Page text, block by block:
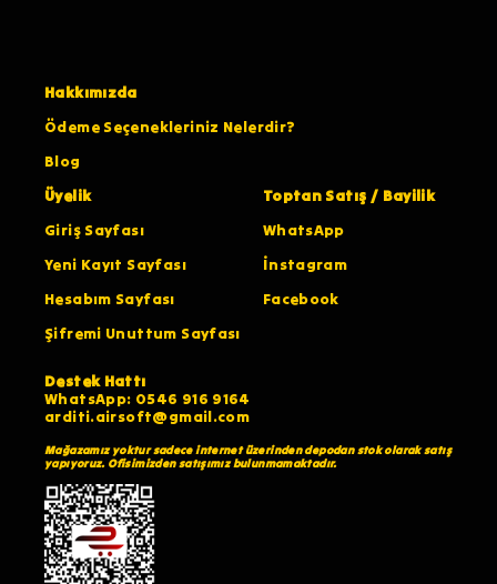
Hakkımızda
Ödeme Seçenekleriniz Nelerdir?
Blog
Üyelik
Giriş Sayfası
Yeni Kayıt Sayfası
Hesabım Sayfası
Şifremi Unuttum Sayfası
Toptan Satış / Bayilik
WhatsApp
İnstagram
Facebook
Destek Hattı
WhatsApp: 0546 916 9164
arditi.airsoft@gmail.com
Mağazamız yoktur sadece internet üzerinden depodan stok olarak satış
yapıyoruz. Ofisimizden satışımız bulunmamaktadır.